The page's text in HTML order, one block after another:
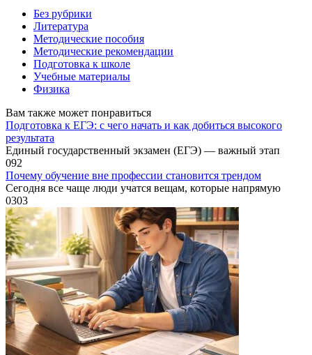
Без рубрики
Литература
Методические пособия
Методические рекомендации
Подготовка к школе
Учебные материалы
Физика
Вам также может понравиться
Подготовка к ЕГЭ: с чего начать и как добиться высокого
результата
Единый государственный экзамен (ЕГЭ) — важный этап
092
Почему обучение вне профессии становится трендом
Сегодня все чаще люди учатся вещам, которые напрямую
0303